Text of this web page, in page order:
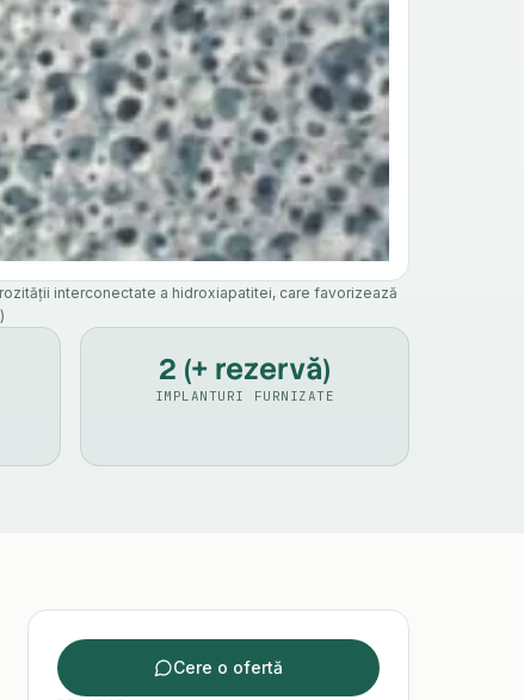
interconectate a hidroxiapatitei, care favorizează
2 (+ rezervă)
IMPLANTURI FURNIZATE
Cere o ofertă